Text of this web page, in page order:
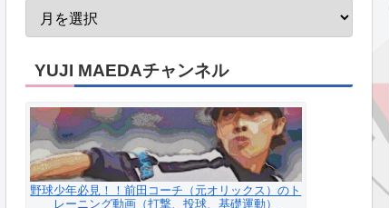
YUJI MAEDAチャンネル
野球少年必見！！前田コーチ（元オリックス）のト
レーニング動画（打撃、投球、基礎運動）